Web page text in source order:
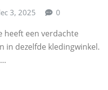
3, 2025 0
heeft een verdachte
in dezelfde kledingwinkel.